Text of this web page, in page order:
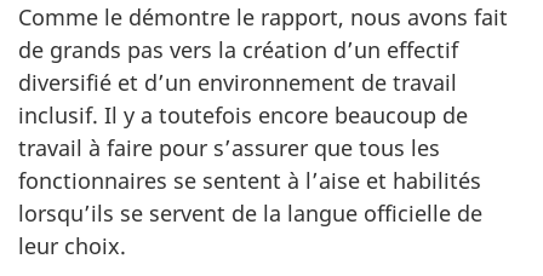
Comme le démontre le rapport, nous avons fait
de grands pas vers la création d’un effectif
diversifié et d’un environnement de travail
inclusif. Il y a toutefois encore beaucoup de
travail à faire pour s’assurer que tous les
fonctionnaires se sentent à l’aise et habilités
lorsqu’ils se servent de la langue officielle de
leur choix.